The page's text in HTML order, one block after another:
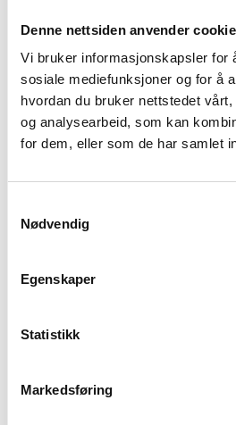
Denne nettsiden anvender
Vi bruker informasjonskapsler for
sosiale mediefunksjoner og for å
hvordan du bruker nettstedet
og analysearbeid, som kan
for dem, eller som de har samlet
Nødvendig
Egenskaper
Statistikk
Markedsføring